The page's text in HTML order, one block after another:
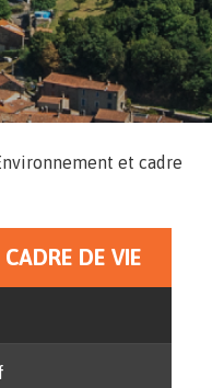
et cadre
DE VIE